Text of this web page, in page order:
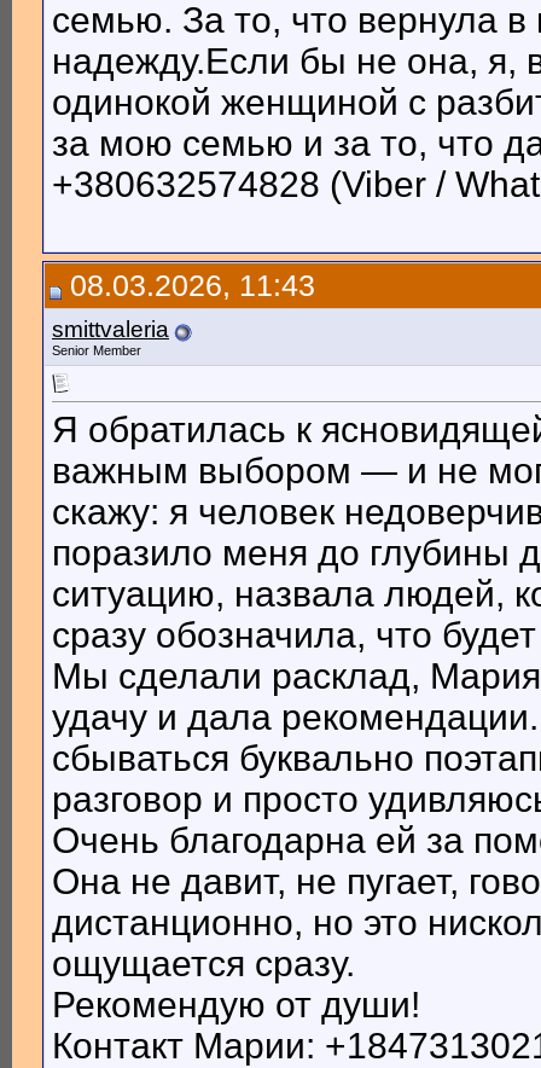
семью. За то, что вернула
надежду.Если бы не она, я,
одинокой женщиной с
за мою семью и за то, что
+380632574828 (Viber /
08.03.2026, 11:43
smittvaleria
Senior Member
Я обратилась к
важным выбором — и не
скажу: я человек
поразило меня до глубины
ситуацию, назвала людей,
сразу обозначила, что
Мы сделали расклад,
удачу и дала
сбываться буквально
разговор и просто
Очень благодарна ей за
Она не давит, не пугает,
дистанционно, но это
ощущается сразу.
Рекомендую от души!
Контакт Марии: